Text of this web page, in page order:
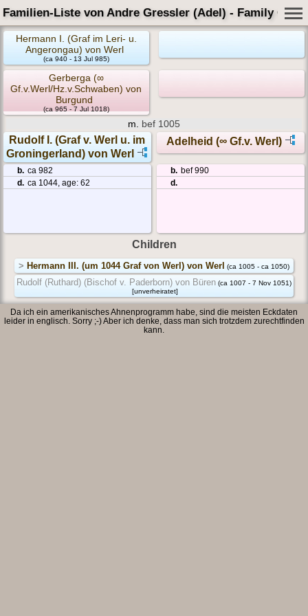
Familien-Liste von Andre Gressler (Adel) - Family Card
Hermann I. (Graf im Leri- u.
Angerongau) von Werl
(ca 940 - 13 Jul 985)
Gerberga (∞
Gf.v.Werl/Hz.v.Schwaben) von
Burgund
(ca 965 - 7 Jul 1018)
m. bef 1005
Rudolf I. (Graf v. Werl u. im
Groningerland) von Werl
Adelheid (∞ Gf.v. Werl)
b. ca 982
d. ca 1044, age: 62
b. bef 990
d.
Children
> Hermann III. (um 1044 Graf von Werl) von Werl (ca 1005 - ca 1050)
Rudolf (Ruthard) (Bischof v. Paderborn) von Büren (ca 1007 - 7 Nov 1051)
[unverheiratet]
Da ich ein amerikanisches Ahnenprogramm habe, sind die meisten Eckdaten
leider in englisch. Sorry ;-) Aber ich denke, dass man sich trotzdem zurechtfinden
kann.